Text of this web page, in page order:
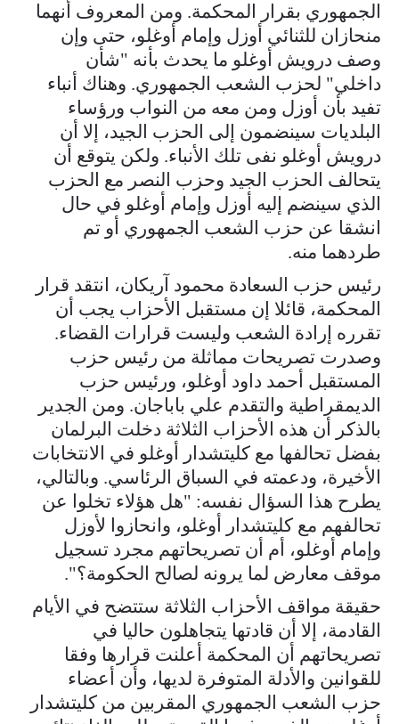
الجمهوري بقرار المحكمة. ومن المعروف أنهما
منحازان للثنائي أوزل وإمام أوغلو، حتى وإن
وصف درويش أوغلو ما يحدث بأنه "شأن
داخلي" لحزب الشعب الجمهوري. وهناك أنباء
تفيد بأن أوزل ومن معه من النواب ورؤساء
البلديات سينضمون إلى الحزب الجيد، إلا أن
درويش أوغلو نفى تلك الأنباء. ولكن يتوقع أن
يتحالف الحزب الجيد وحزب النصر مع الحزب
الذي سينضم إليه أوزل وإمام أوغلو في حال
انشقا عن حزب الشعب الجمهوري أو تم
طردهما منه.
رئيس حزب السعادة محمود آريكان، انتقد قرار
المحكمة، قائلا إن مستقبل الأحزاب يجب أن
تقرره إرادة الشعب وليست قرارات القضاء.
وصدرت تصريحات مماثلة من رئيس حزب
المستقبل أحمد داود أوغلو، ورئيس حزب
الديمقراطية والتقدم علي باباجان. ومن الجدير
بالذكر أن هذه الأحزاب الثلاثة دخلت البرلمان
بفضل تحالفها مع كليتشدار أوغلو في الانتخابات
الأخيرة، ودعمته في السباق الرئاسي. وبالتالي،
يطرح هذا السؤال نفسه: "هل هؤلاء تخلوا عن
تحالفهم مع كليتشدار أوغلو، وانحازوا لأوزل
وإمام أوغلو، أم أن تصريحاتهم مجرد تسجيل
موقف معارض لما يرونه لصالح الحكومة؟".
حقيقة مواقف الأحزاب الثلاثة ستتضح في الأيام
القادمة، إلا أن قادتها يتجاهلون حاليا في
تصريحاتهم أن المحكمة أعلنت قرارها وفقا
للقوانين والأدلة المتوفرة لديها، وأن أعضاء
حزب الشعب الجمهوري المقربين من كليتشدار